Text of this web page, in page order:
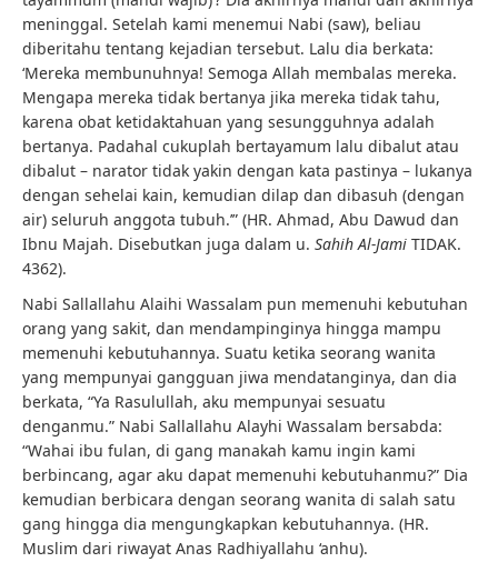
meninggal. Setelah kami menemui Nabi (saw), beliau
diberitahu tentang kejadian tersebut. Lalu dia berkata:
‘Mereka membunuhnya! Semoga Allah membalas mereka.
Mengapa mereka tidak bertanya jika mereka tidak tahu,
karena obat ketidaktahuan yang sesungguhnya adalah
bertanya. Padahal cukuplah bertayamum lalu dibalut atau
dibalut – narator tidak yakin dengan kata pastinya – lukanya
dengan sehelai kain, kemudian dilap dan dibasuh (dengan
air) seluruh anggota tubuh.’” (HR. Ahmad, Abu Dawud dan
Ibnu Majah. Disebutkan juga dalam u. Sahih Al-Jami TIDAK.
4362).
Nabi Sallallahu Alaihi Wassalam pun memenuhi kebutuhan
orang yang sakit, dan mendampinginya hingga mampu
memenuhi kebutuhannya. Suatu ketika seorang wanita
yang mempunyai gangguan jiwa mendatanginya, dan dia
berkata, “Ya Rasulullah, aku mempunyai sesuatu
denganmu.” Nabi Sallallahu Alayhi Wassalam bersabda:
“Wahai ibu fulan, di gang manakah kamu ingin kami
berbincang, agar aku dapat memenuhi kebutuhanmu?” Dia
kemudian berbicara dengan seorang wanita di salah satu
gang hingga dia mengungkapkan kebutuhannya. (HR.
Muslim dari riwayat Anas Radhiyallahu ‘anhu).